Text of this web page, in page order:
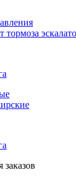
тормоза